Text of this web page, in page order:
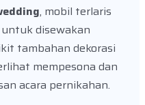
, mobil terlaris
disewakan
tambahan dekorasi
mempesona dan
acara pernikahan.